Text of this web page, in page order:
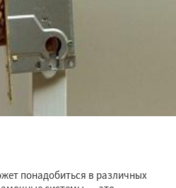
понадобиться в различных